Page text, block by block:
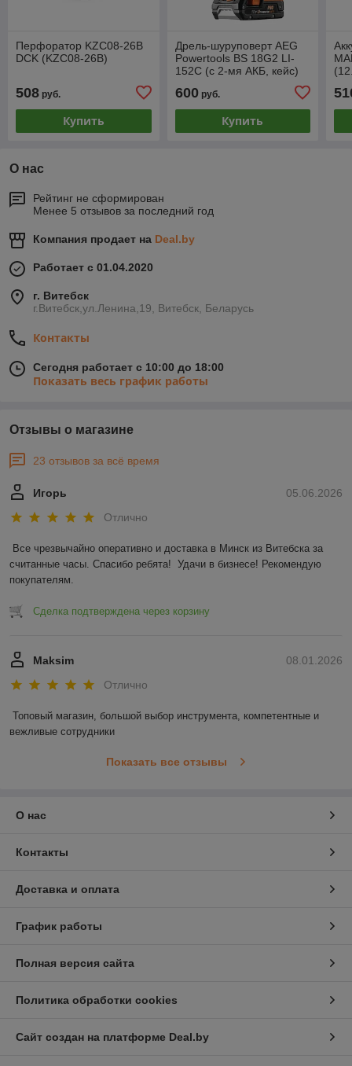
Перфоратор KZC08-26B
DCK (KZC08-26B)
508 руб.
Купить
Дрель-шуруповерт AEG
Powertools BS 18G2 LI-
152C (с 2-мя АКБ, кейс)
600руб.
Купить
О нас
Рейтинг не сформирован
Менее 5 отзывов за последний год
Компания продает на Deal.by
Работает с 01.04.2020
г. Витебск
г.Витебск,ул.Ленина,19, Витебск, Беларусь
Контакты
Сегодня работает с 10:00 до 18:00
Показать весь график работы
Отзывы о магазине
23 отзывов за всё время
05.06.2026
Игорь
Отлично
Все чрезвычайно оперативно и доставка в Минск из Витебска за
считанные часы. Спасибо ребята!  Удачи в бизнесе! Рекомендую
покупателям.
Сделка подтверждена через корзину
08.01.2026
Maksim
Отлично
Топовый магазин, большой выбор инструмента, компетентные и
вежливые сотрудники
Показать все отзывы
О нас
Контакты
Доставка и оплата
График работы
Полная версия сайта
Политика обработки cookies
Сайт создан на платформе Deal.by